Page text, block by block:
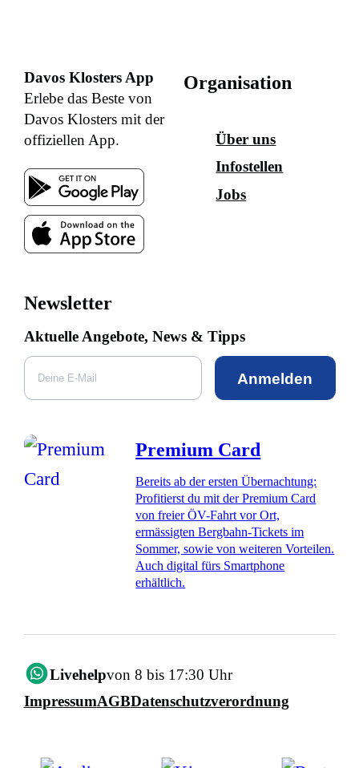
Davos Klosters App
Erlebe das Beste von
Davos Klosters mit der
offiziellen App.
Organisation
Über uns
Infostellen
Jobs
Newsletter
Aktuelle Angebote, News & Tipps
Anmelden
Premium Card
Bereits ab der ersten Übernachtung:
Profitierst du mit der Premium Card
von freier ÖV-Fahrt vor Ort,
ermässigten Bergbahn-Tickets im
Sommer, sowie von weiteren Vorteilen.
Auch digital fürs Smartphone
erhältlich.
Livehelpvon 8 bis 17:30 Uhr
ImpressumAGBDatenschutzverordnung